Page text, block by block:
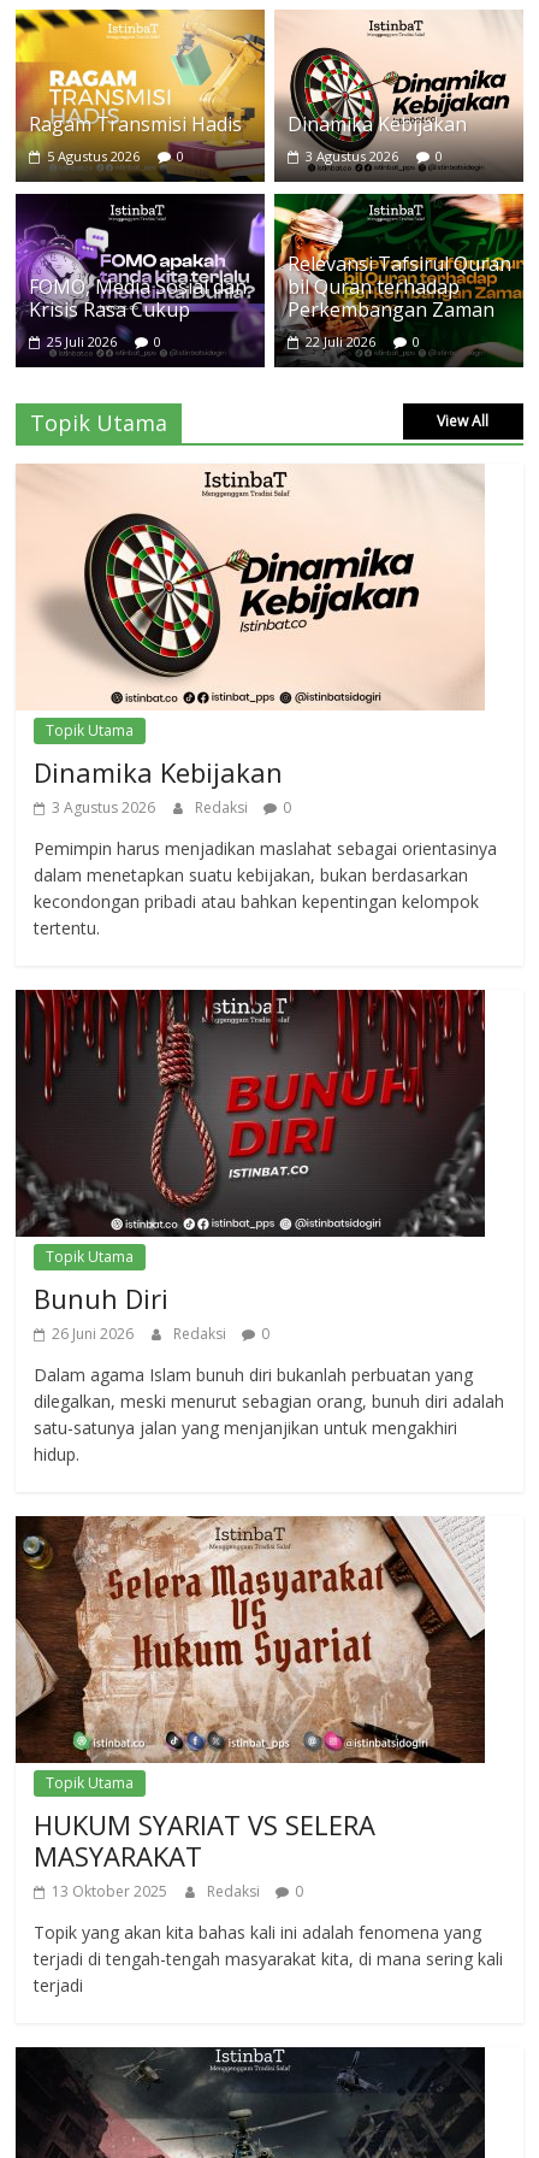
Ragam Transmisi Hadis
5 Agustus 2026 0
Dinamika Kebijakan
3 Agustus 2026 0
FOMO, Media Sosial dan
Krisis Rasa Cukup
25 Juli 2026 0
Relevansi Tafsirul Quran
bil Quran terhadap
Perkembangan Zaman
22 Juli 2026 0
Topik Utama View All
Topik Utama
Dinamika Kebijakan
3 Agustus 2026 Redaksi 0
Pemimpin harus menjadikan maslahat sebagai orientasinya
dalam menetapkan suatu kebijakan, bukan berdasarkan
kecondongan pribadi atau bahkan kepentingan kelompok
tertentu.
Topik Utama
Bunuh Diri
26 Juni 2026 Redaksi 0
Dalam agama Islam bunuh diri bukanlah perbuatan yang
dilegalkan, meski menurut sebagian orang, bunuh diri adalah
satu-satunya jalan yang menjanjikan untuk mengakhiri
hidup.
Topik Utama
HUKUM SYARIAT VS SELERA
MASYARAKAT
13 Oktober 2025 Redaksi 0
Topik yang akan kita bahas kali ini adalah fenomena yang
terjadi di tengah-tengah masyarakat kita, di mana sering kali
terjadi